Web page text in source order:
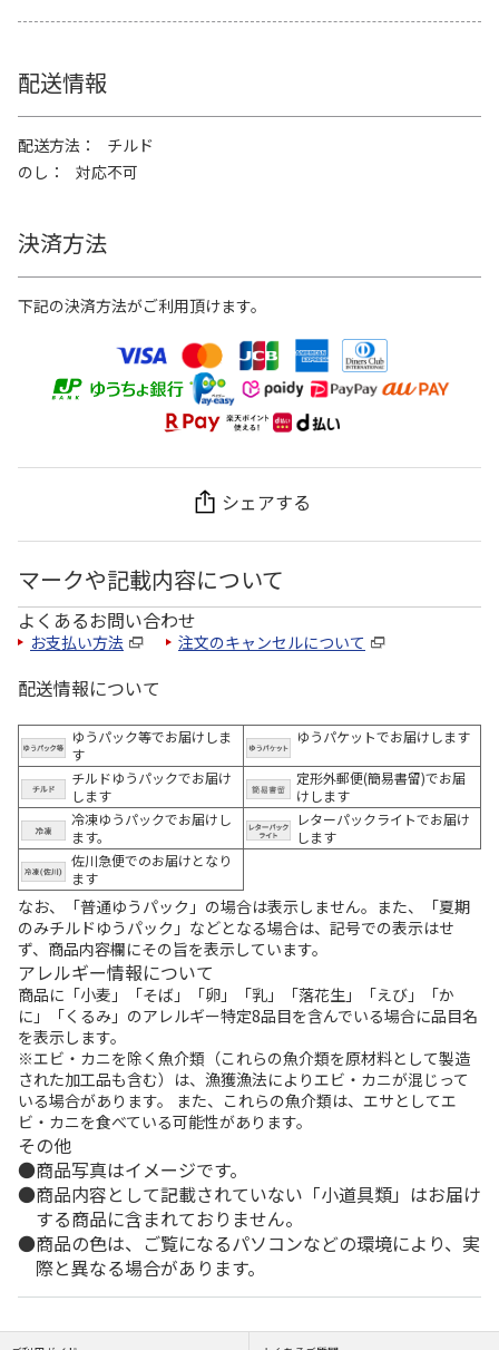
配送情報
配送方法
チルド
のし
対応不可
決済方法
下記の決済方法がご利用頂けます。
シェアする
マークや記載内容について
よくあるお問い合わせ
お支払い方法 注文のキャンセルについて
配送情報について
ゆうパック等でお届けしま
す
ゆうパケットでお届けします
チルドゆうパックでお届け
します
定形外郵便(簡易書留)でお届
けします
冷凍ゆうパックでお届けし
ます。
レターパックライトでお届け
します
佐川急便でのお届けとなり
ます
なお、「普通ゆうパック」の場合は表示しません。また、「夏期
のみチルドゆうパック」などとなる場合は、記号での表示はせ
ず、商品内容欄にその旨を表示しています。
アレルギー情報について
商品に「小麦」「そば」「卵」「乳」「落花生」「えび」「か
に」「くるみ」のアレルギー特定8品目を含んでいる場合に品目名
を表示します。
※エビ・カニを除く魚介類（これらの魚介類を原材料として製造
された加工品も含む）は、漁獲漁法によりエビ・カニが混じって
いる場合があります。 また、これらの魚介類は、エサとしてエ
ビ・カニを食べている可能性があります。
その他
商品写真はイメージです。
商品内容として記載されていない「小道具類」はお届け
する商品に含まれておりません。
商品の色は、ご覧になるパソコンなどの環境により、実
際と異なる場合があります。